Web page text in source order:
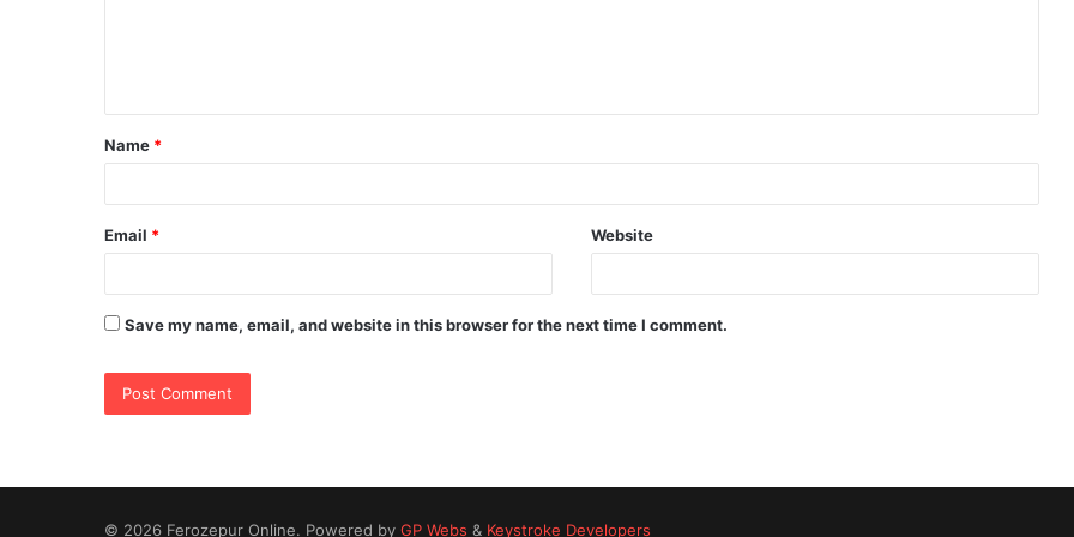
t
*
Name *
Email * Website
Save my name, email, and website in this browser for the next time I comment.
© 2026 Ferozepur Online. Powered by GP Webs & Keystroke Developers